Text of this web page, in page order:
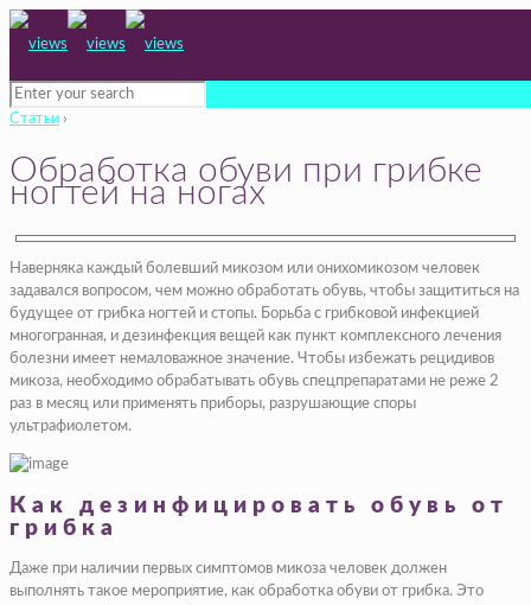
Статьи ›
Обработка обуви при грибке
ногтей на ногах
Наверняка каждый болевший микозом или онихомикозом человек
задавался вопросом, чем можно обработать обувь, чтобы защититься на
будущее от грибка ногтей и стопы. Борьба с грибковой инфекцией
многогранная, и дезинфекция вещей как пункт комплексного лечения
болезни имеет немаловажное значение. Чтобы избежать рецидивов
микоза, необходимо обрабатывать обувь спецпрепаратами не реже 2
раз в месяц или применять приборы, разрушающие споры
ультрафиолетом.
Как дезинфицировать обувь от
грибка
Даже при наличии первых симптомов микоза человек должен
выполнять такое мероприятие, как обработка обуви от грибка. Это